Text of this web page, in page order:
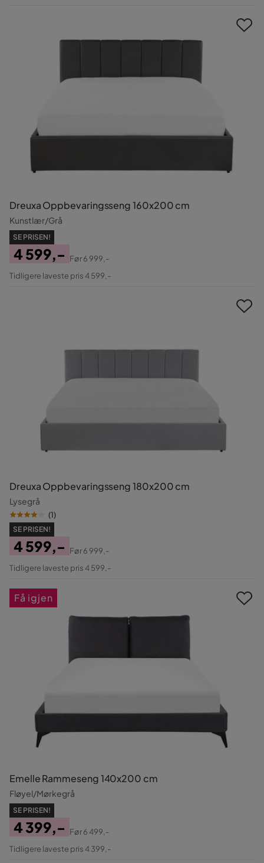
Dreuxa Oppbevaringsseng 160x200 cm
Kunstlær/Grå
SE PRISEN!
Pris
4 599,-
Original
Før6 999,-
Tidligere laveste pris 4 599,-
Dreuxa Oppbevaringsseng 180x200 cm
Lysegrå
(1)
SE PRISEN!
Pris
4 599,-
Original
Før6 999,-
Tidligere laveste pris 4 599,-
Emelle Rammeseng 140x200 cm
Fløyel/Mørkegrå
SE PRISEN!
Pris
4 399,-
Original
Før6 499,-
Tidligere laveste pris 4 399,-
Få igjen